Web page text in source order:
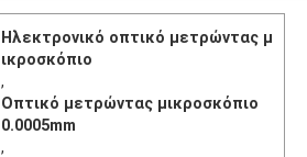
Ηλεκτρονικό οπτικό μετρώντας μ
ικροσκόπιο
,
Οπτικό μετρώντας μικροσκόπιο
0.0005mm
,